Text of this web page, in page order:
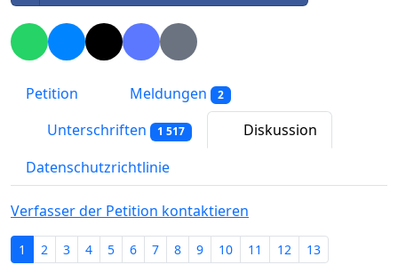
Petition Meldungen 2
Unterschriften 1 517
Diskussion
Datenschutzrichtlinie
Verfasser der Petition kontaktieren
1 2 3 4 5 6 7 8 9 10 11 12 13